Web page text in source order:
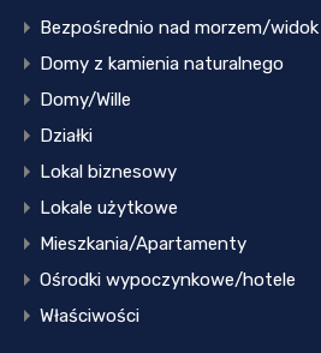
Bezpośrednio nad morzem/
Domy z kamienia naturalnego
Domy/Wille
Działki
Lokal biznesowy
Lokale użytkowe
Mieszkania/Apartamenty
Ośrodki wypoczynkowe/hotele
Właściwości